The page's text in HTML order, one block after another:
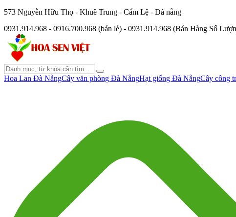
573 Nguyễn Hữu Thọ - Khuê Trung - Cẩm Lệ - Đà nẵng
0931.914.968 - 0916.700.968 (bán lẻ) - 0931.914.968 (Bán Hàng Số
Hoa Lan Đà NẵngCây văn phòng Đà NẵngHạt giống Đà NẵngCây công